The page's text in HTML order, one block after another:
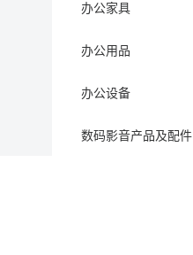
办公家具
办公用品
办公设备
数码影音产品及配件